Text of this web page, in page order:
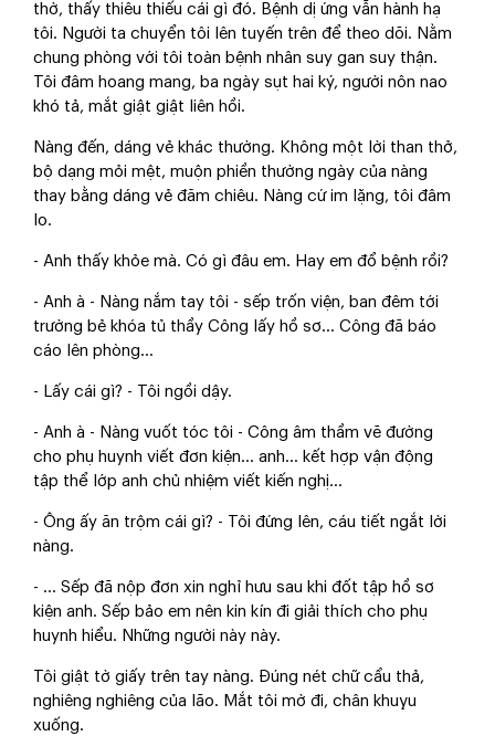
thờ, thấy thiêu thiếu cái gì đó. Bệnh dị ứng vẫn hành hạ
tôi. Người ta chuyển tôi lên tuyến trên để theo dõi. Nằm
chung phòng với tôi toàn bệnh nhân suy gan suy thận.
Tôi đâm hoang mang, ba ngày sụt hai ký, người nôn nao
khó tả, mắt giật giật liên hồi.
Nàng đến, dáng vẻ khác thường. Không một lời than thở,
bộ dạng mỏi mệt, muộn phiền thường ngày của nàng
thay bằng dáng vẻ đăm chiêu. Nàng cứ im lặng, tôi đâm
lo.
- Anh thấy khỏe mà. Có gì đâu em. Hay em đổ bệnh rồi?
- Anh à - Nàng nắm tay tôi - sếp trốn viện, ban đêm tới
trường bẻ khóa tủ thầy Công lấy hồ sơ… Công đã báo
cáo lên phòng…
- Lấy cái gì? - Tôi ngồi dậy.
- Anh à - Nàng vuốt tóc tôi - Công âm thầm vẽ đường
cho phụ huynh viết đơn kiện… anh… kết hợp vận động
tập thể lớp anh chủ nhiệm viết kiến nghị…
- Ông ấy ăn trộm cái gì? - Tôi đứng lên, cáu tiết ngắt lời
nàng.
- … Sếp đã nộp đơn xin nghỉ hưu sau khi đốt tập hồ sơ
kiện anh. Sếp bảo em nên kin kín đi giải thích cho phụ
huynh hiểu. Những người này này.
Tôi giật tờ giấy trên tay nàng. Đúng nét chữ cẩu thả,
nghiêng nghiêng của lão. Mắt tôi mờ đi, chân khuỵu
xuống.